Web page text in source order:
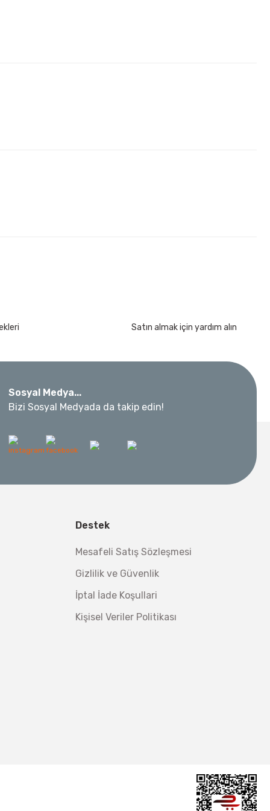
1/2''
17 Parça
50Mt
Satın almak için yardım alın
Sosyal Medya...
Bizi Sosyal Medyada da takip edin!
Destek
Mesafeli Satış Sözleşmesi
Gizlilik ve Güvenlik
İptal İade Koşullari
Kişisel Veriler Politikası